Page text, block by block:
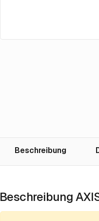
Beschreibung
Beschreibung